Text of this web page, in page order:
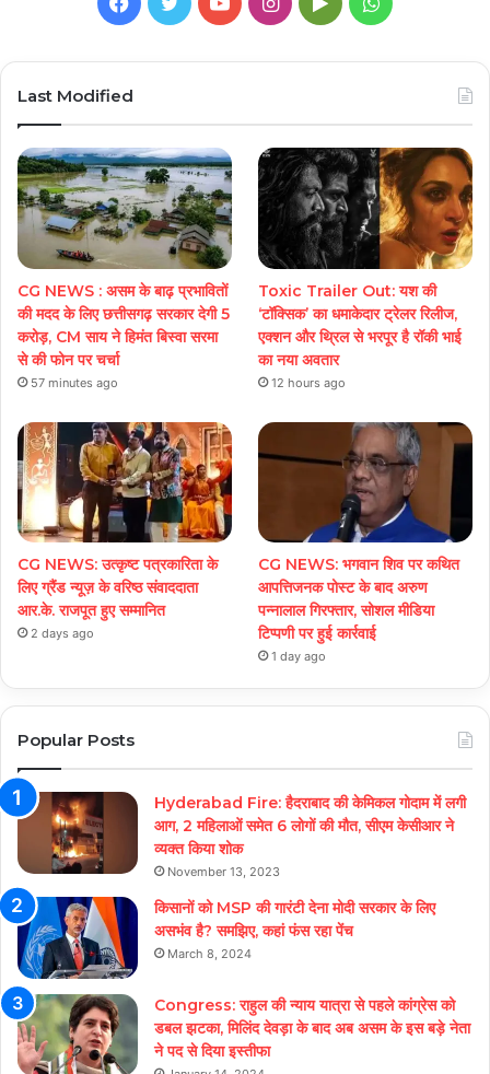
Last Modified
CG NEWS : असम के बाढ़ प्रभावितों
की मदद के लिए छत्तीसगढ़ सरकार देगी 5
करोड़, CM साय ने हिमंत बिस्वा सरमा
से की फोन पर चर्चा
57 minutes ago
Toxic Trailer Out: यश की
‘टॉक्सिक’ का धमाकेदार ट्रेलर रिलीज,
एक्शन और थ्रिल से भरपूर है रॉकी भाई
का नया अवतार
12 hours ago
CG NEWS: उत्कृष्ट पत्रकारिता के
लिए ग्रैंड न्यूज़ के वरिष्ठ संवाददाता
आर.के. राजपूत हुए सम्मानित
2 days ago
CG NEWS: भगवान शिव पर कथित
आपत्तिजनक पोस्ट के बाद अरुण
पन्नालाल गिरफ्तार, सोशल मीडिया
टिप्पणी पर हुई कार्रवाई
1 day ago
Popular Posts
Hyderabad Fire: हैदराबाद की केमिकल गोदाम में लगी
आग, 2 महिलाओं समेत 6 लोगों की मौत, सीएम केसीआर ने
व्यक्त किया शोक
November 13, 2023
किसानों को MSP की गारंटी देना मोदी सरकार के लिए
असभंव है? समझिए, कहां फंस रहा पेंच
March 8, 2024
Congress: राहुल की न्याय यात्रा से पहले कांग्रेस को
डबल झटका, मिलिंद देवड़ा के बाद अब असम के इस बड़े नेता
ने पद से दिया इस्तीफा